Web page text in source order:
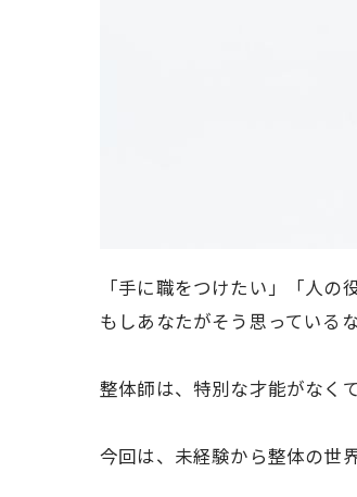
「手に職をつけたい」「人の
もしあなたがそう思っている
整体師は、特別な才能がなく
今回は、未経験から整体の世